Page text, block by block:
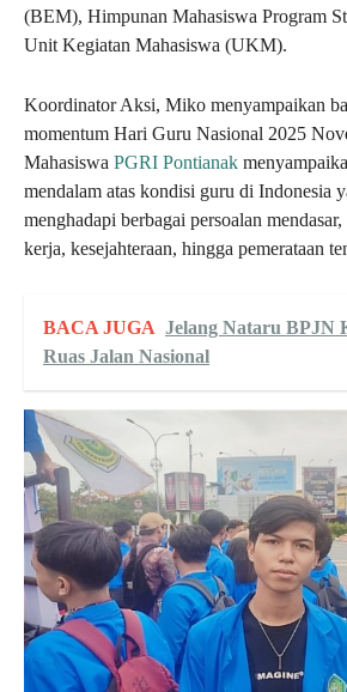
(BEM), Himpunan Mahasiswa Program
Unit Kegiatan Mahasiswa (UKM).
Koordinator Aksi, Miko menyampaikan
momentum Hari Guru Nasional 2025
Mahasiswa PGRI Pontianak
mendalam atas kondisi guru di Indonesia
menghadapi berbagai persoalan
kerja, kesejahteraan, hingga pemerataan
BACA JUGA Jelang Nataru BPJN
Ruas Jalan Nasional